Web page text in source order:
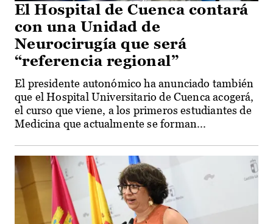
El Hospital de Cuenca contará
con una Unidad de
Neurocirugía que será
“referencia regional”
El presidente autonómico ha anunciado también
que el Hospital Universitario de Cuenca acogerá,
el curso que viene, a los primeros estudiantes de
Medicina que actualmente se forman...